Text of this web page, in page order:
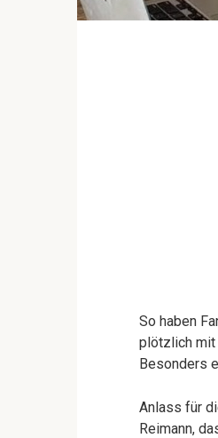
So haben
plötzlich mit
Besonders
Anlass für
Reimann,